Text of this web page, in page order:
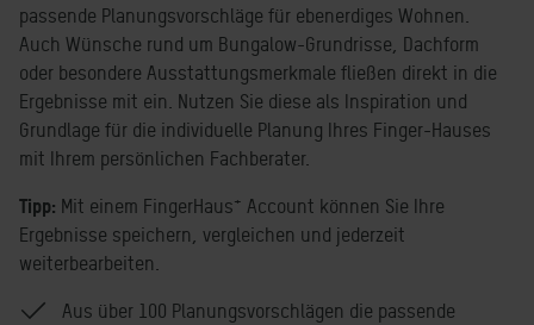
passende Planungsvorschläge für ebenerdiges Wohnen.
Auch Wünsche rund um Bungalow-Grundrisse, Dachform
oder besondere Ausstattungsmerkmale fließen direkt in die
Ergebnisse mit ein. Nutzen Sie diese als Inspiration und
Grundlage für die individuelle Planung Ihres Finger-Hauses
mit Ihrem persönlichen Fachberater.
Tipp: Mit einem FingerHaus+ Account können Sie Ihre
Ergebnisse speichern, vergleichen und jederzeit
weiterbearbeiten.
Aus über 100 Planungsvorschlägen die passende